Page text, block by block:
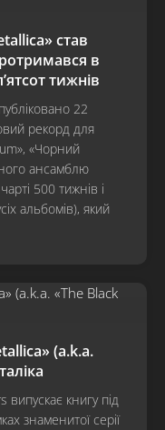
став
в
тижнів
22
рекорд для
«Чорний
ансамблю
500 тижнів і
альбомів), який
(a.k.a.
книгу під
знаменитої серії